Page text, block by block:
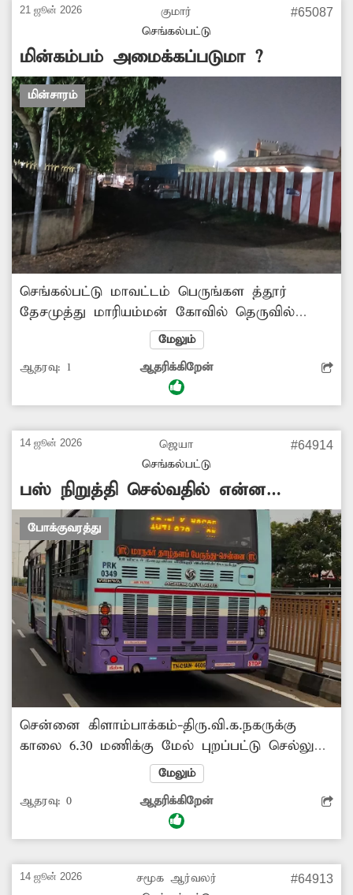
21 ஜூன் 2026
குமார்
செங்கல்பட்டு
#65087
மின்கம்பம் அமைக்கப்படுமா ?
மின்சாரம்
செங்கல்பட்டு மாவட்டம் பெருங்கள த்தூர்
தேசமுத்து மாரியம்மன் கோவில் தெருவில்
மின்கம்பங்கள் இல்லை. இதனால் இரவு
நேரங்களில் சாலை வெளிச்சம் இல்லாமல்
உள்ளது. இதனால் பெண்கள் மற்றும்
குழந்தைகள் அச்சத்துடனே சாலையில்
மாநகராட்சி அதிகாரிகள் விரைந்து நடவடிக்கை
எடுத்த மின்கம்பம் அமைத்து தரவேண்டும்.
மேலும்
ஆதரவு: 1 ஆதரிக்கிறேன்
14 ஜூன் 2026
ஜெயா
செங்கல்பட்டு
#64914
பஸ் நிறுத்தி செல்வதில் என்ன
பிரச்சினை?
போக்குவரத்து
சென்னை கிளாம்பாக்கம்-திரு.வி.க.நகருக்கு
காலை 6.30 மணிக்கு மேல் புறப்பட்டு செல்லும்
பஸ்(வழித்தடம் எண் 104 டி), கிளாம்பாக்கம்
பஸ் நிலையத்தில் இருந்து வெளியில் வரும்
இடத்தில் பயணிகள் ஏறுவதற்கு கை
நீட்டினாலும் நிறுத்துவது இல்லை. இது தினமும்
இருக்கைகளுடன் செல்லும் பஸ்சை சில
வினாடிகள் நிறுத்தி பயணிகளை ஏற்றி
மேலும்
ஆதரவு: 0 ஆதரிக்கிறேன்
14 ஜூன் 2026
சமூக ஆர்வலர்
#64913